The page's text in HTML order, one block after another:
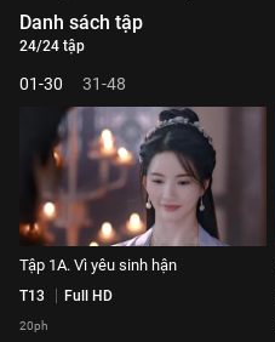
Danh sách tập
24/24 tập
01-30 31-48
Tập 1A. Vì yêu sinh hận
T13 Full HD
20ph